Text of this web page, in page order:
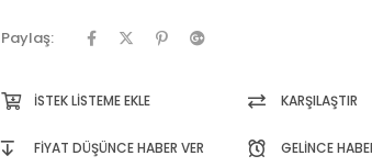
Paylaş:
İSTEK LISTEME EKLE KARŞILAŞTIR
FIYAT DÜŞÜNCE HABER VER GELINCE